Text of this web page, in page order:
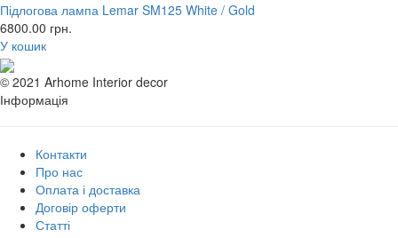
Підлогова лампа Lemar SM125 White / Gold
6800.00 грн.
У кошик
© 2021 Arhome Interior decor
Інформація
Контакти
Про нас
Оплата і доставка
Договір оферти
Статті